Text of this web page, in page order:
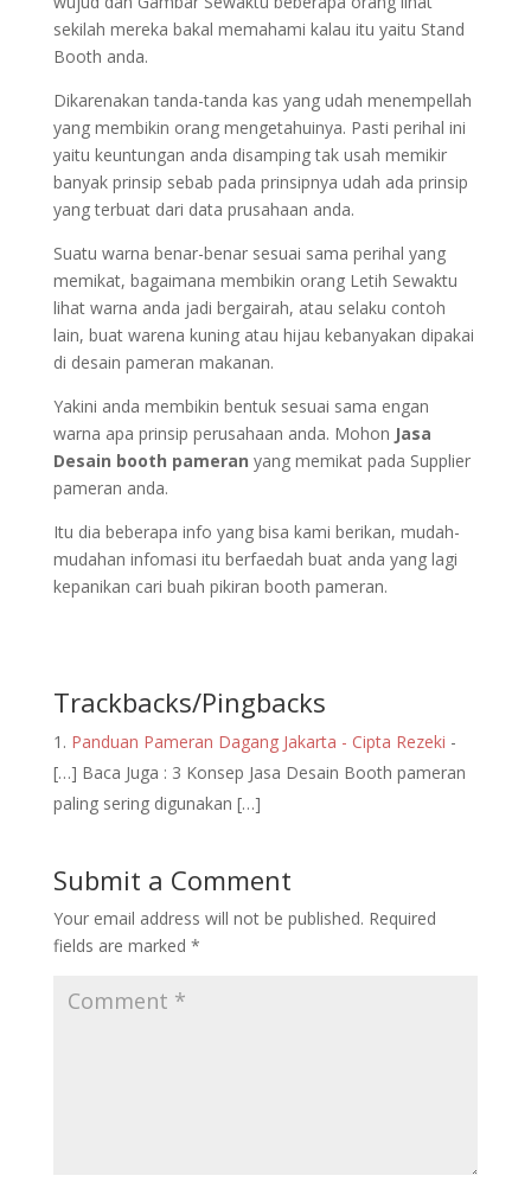
sekilah mereka bakal memahami kalau itu yaitu Stand
Booth anda.
Dikarenakan tanda-tanda kas yang udah menempellah
yang membikin orang mengetahuinya. Pasti perihal ini
yaitu keuntungan anda disamping tak usah memikir
banyak prinsip sebab pada prinsipnya udah ada prinsip
yang terbuat dari data prusahaan anda.
Suatu warna benar-benar sesuai sama perihal yang
memikat, bagaimana membikin orang Letih Sewaktu
lihat warna anda jadi bergairah, atau selaku contoh
lain, buat warena kuning atau hijau kebanyakan dipakai
di desain pameran makanan.
Yakini anda membikin bentuk sesuai sama engan
warna apa prinsip perusahaan anda. Mohon Jasa
Desain booth pameran yang memikat pada Supplier
pameran anda.
Itu dia beberapa info yang bisa kami berikan, mudah-
mudahan infomasi itu berfaedah buat anda yang lagi
kepanikan cari buah pikiran booth pameran.
Trackbacks/Pingbacks
Panduan Pameran Dagang Jakarta - Cipta Rezeki -
[…] Baca Juga : 3 Konsep Jasa Desain Booth pameran
paling sering digunakan […]
Submit a Comment
Your email address will not be published. Required
fields are marked *